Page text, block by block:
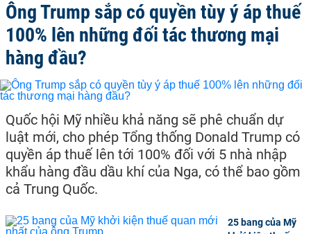
Ông Trump sắp có quyền tùy ý áp thuế
100% lên những đối tác thương mại
hàng đầu?
Quốc hội Mỹ nhiều khả năng sẽ phê chuẩn dự
luật mới, cho phép Tổng thống Donald Trump có
quyền áp thuế lên tới 100% đối với 5 nhà nhập
khẩu hàng đầu dầu khí của Nga, có thể bao gồm
cả Trung Quốc.
25 bang của Mỹ